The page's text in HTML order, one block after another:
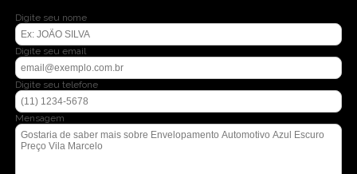
Digite seu nome
Digite seu email
Digite seu telefone
Mensagem